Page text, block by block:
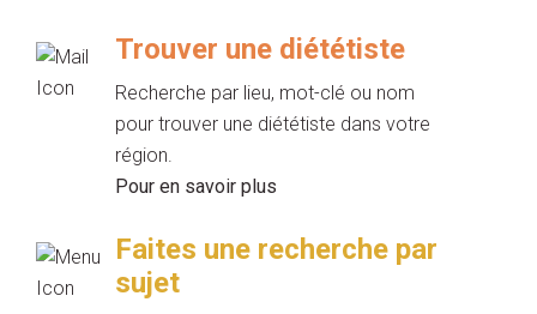
Trouver une diététiste
Recherche par lieu, mot-clé ou nom
pour trouver une diététiste dans votre
région.
Pour en savoir plus
Faites une recherche par
sujet